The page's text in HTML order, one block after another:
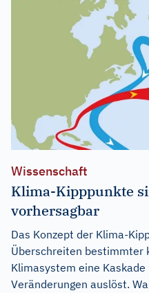
Wissenschaft
Klima-Kipppunkte
vorhersagbar
Das Konzept der Klima-
Überschreiten bestimmter
Klimasystem eine
Veränderungen auslöst.